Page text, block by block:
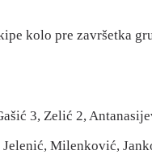
kolo pre završetka
3, Zelić 2,
Milenković,